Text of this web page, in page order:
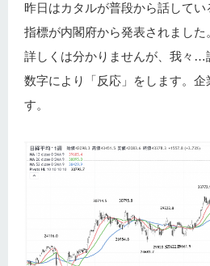
昨日はカタルが普段から話して
指標が内閣府から発表されました
詳しくは分かりませんが、我々…
数字により「反応」をします。
す。